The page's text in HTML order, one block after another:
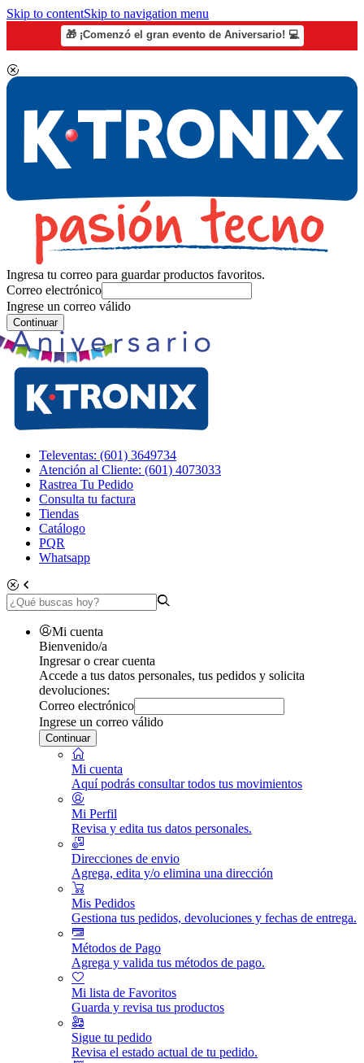
Skip to contentSkip to navigation menu
🎁 ¡Comenzó el gran evento de Aniversario! 💻
Ingresa tu correo para guardar productos favoritos.
Correo electrónico
Ingrese un correo válido
Continuar
Televentas: (601) 3649734
Atención al Cliente: (601) 4073033
Rastrea Tu Pedido
Consulta tu factura
Tiendas
Catálogo
PQR
Whatsapp
Mi cuenta
Bienvenido/a
Ingresar o crear cuenta
Accede a tus datos personales, tus pedidos y solicita
devoluciones:
Correo electrónico
Ingrese un correo válido
Continuar
Mi cuenta
Aquí podrás consultar todos tus movimientos
Mi Perfil
Revisa y edita tus datos personales.
Direcciones de envio
Agrega, edita y/o elimina una dirección
Mis Pedidos
Gestiona tus pedidos, devoluciones y fechas de entrega.
Métodos de Pago
Agrega y valida tus métodos de pago.
Mi lista de Favoritos
Guarda y revisa tus productos
Sigue tu pedido
Revisa el estado actual de tu pedido.